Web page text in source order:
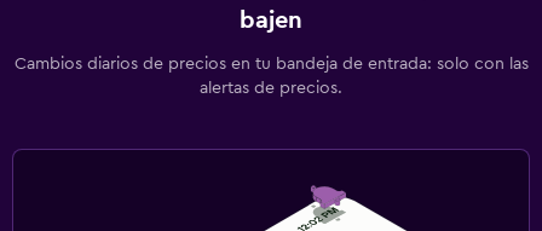
bajen
Cambios diarios de precios en tu bandeja de entrada: solo con las
alertas de precios.